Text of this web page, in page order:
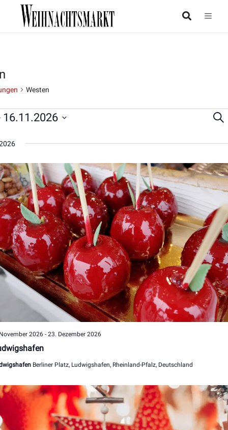
Westen
16.11.2026
2026- 23. Dezember 2026
Berliner Platz, Ludwigshafen, Rheinland-Pfalz, Deutschland